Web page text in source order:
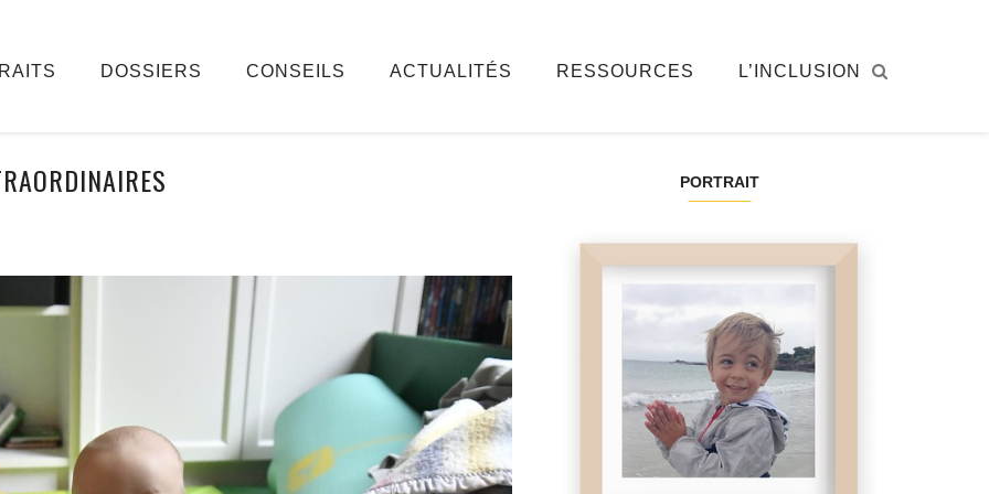
DOSSIERS CONSEILS ACTUALITÉS RESSOURCES L’INCLUSION
PORTRAIT